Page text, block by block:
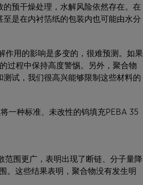
预干燥处理，水解风险依然存在。在
是在内衬箔纸的包装内也可能由水分
用的影响是多变的，很难预测。如果
过程中保持高度警惕。另外，聚合物
试，我们很高兴能够限制这些材料的
一种标准、未改性的钨填充PEBA 35
范围更广，表明出现了断链、分子量降
。这些结果表明，聚合物没有发生明